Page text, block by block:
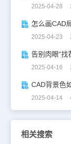
2025-04-28
2025-04-23
告别肉眼“找
2025-04-16
2025-04-14
相关搜索